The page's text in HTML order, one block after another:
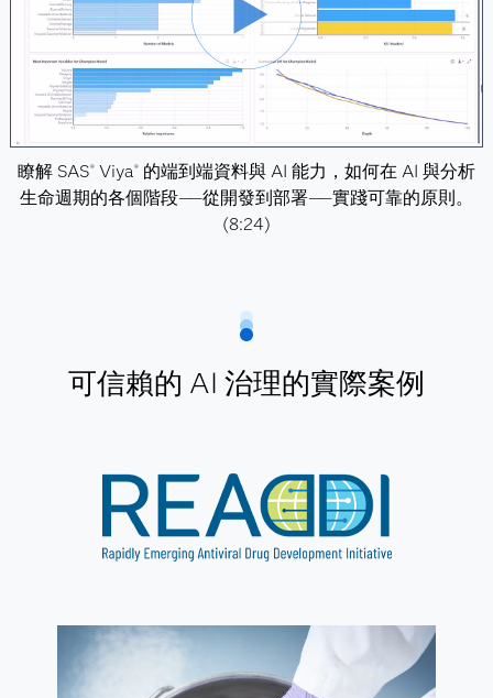
瞭解 SAS®Viya® 的端到端資料與 AI 能力，如何在 AI 與分析
生命週期的各個階段——從開發到部署——實踐可靠的原則。
(8:24)
可信賴的 AI 治理的實際案例